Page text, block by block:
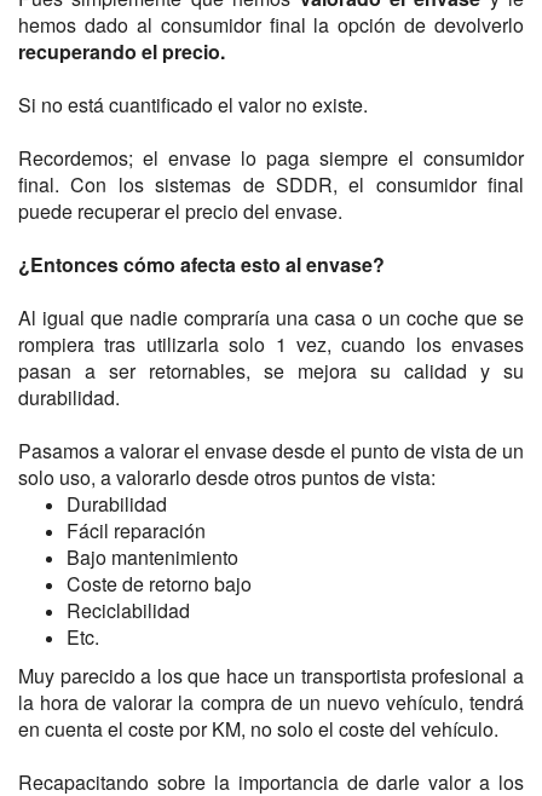
hemos dado al consumidor final la opción de devolverlo
recuperando el precio.
Si no está cuantificado el valor no existe.
Recordemos; el envase lo paga siempre el consumidor
final. Con los sistemas de SDDR, el consumidor final
puede recuperar el precio del envase.
¿Entonces cómo afecta esto al envase?
Al igual que nadie compraría una casa o un coche que se
rompiera tras utilizarla solo 1 vez, cuando los envases
pasan a ser retornables, se mejora su calidad y su
durabilidad.
Pasamos a valorar el envase desde el punto de vista de un
solo uso, a valorarlo desde otros puntos de vista:
Durabilidad
Fácil reparación
Bajo mantenimiento
Coste de retorno bajo
Reciclabilidad
Etc.
Muy parecido a los que hace un transportista profesional a
la hora de valorar la compra de un nuevo vehículo, tendrá
en cuenta el coste por KM, no solo el coste del vehículo.
Recapacitando sobre la importancia de darle valor a los